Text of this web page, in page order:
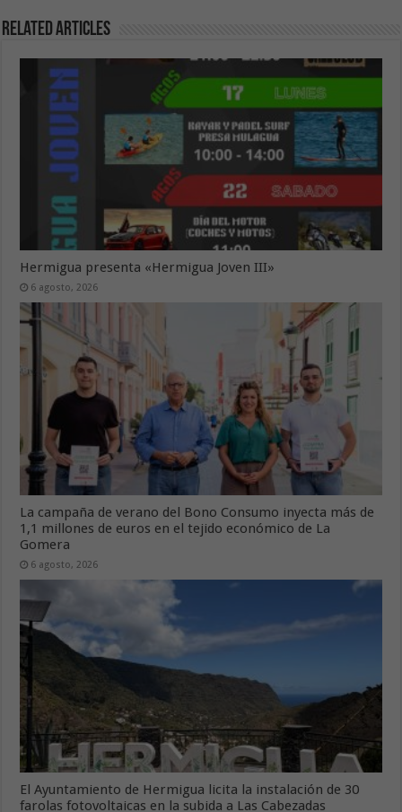
Related Articles
Hermigua presenta «Hermigua Joven III»
6 agosto, 2026
La campaña de verano del Bono Consumo inyecta más de
1,1 millones de euros en el tejido económico de La
Gomera
6 agosto, 2026
El Ayuntamiento de Hermigua licita la instalación de 30
farolas fotovoltaicas en la subida a Las Cabezadas